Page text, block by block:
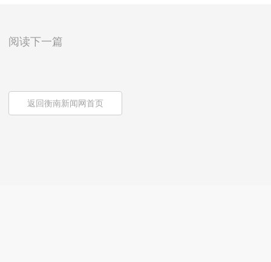
阅读下一篇
返回衡南新闻网首页